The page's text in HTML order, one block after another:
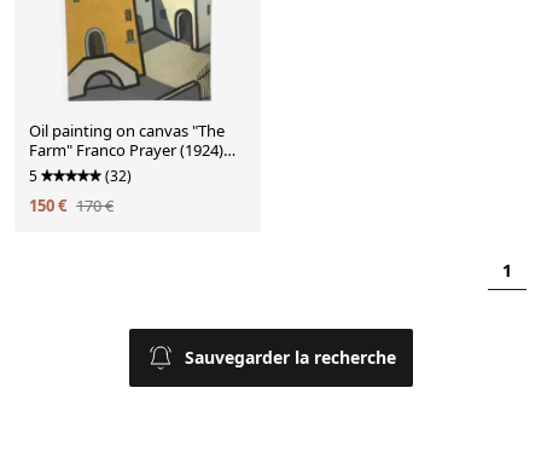
Oil painting on canvas "The
Farm" Franco Prayer (1924)
60x50 cm
5 (32)
150 € 170 €
1
Sauvegarder la recherche